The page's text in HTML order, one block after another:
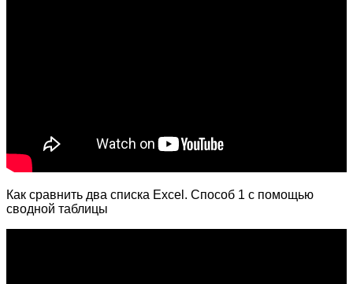
Как сравнить два списка Excel. Способ 1 с помощью
сводной таблицы